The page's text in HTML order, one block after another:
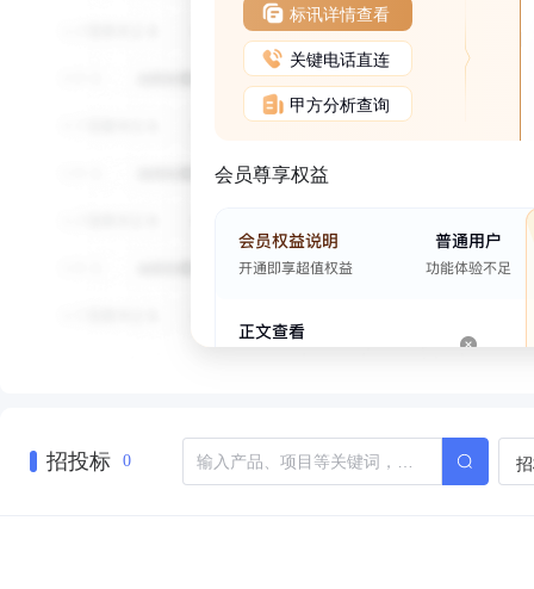
标讯详情查看
关键电话直连
甲方分析查询
会员尊享权益
招投标 0